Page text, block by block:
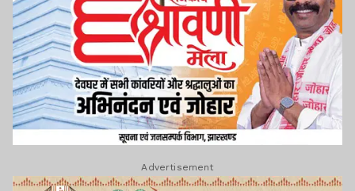
Advertisement